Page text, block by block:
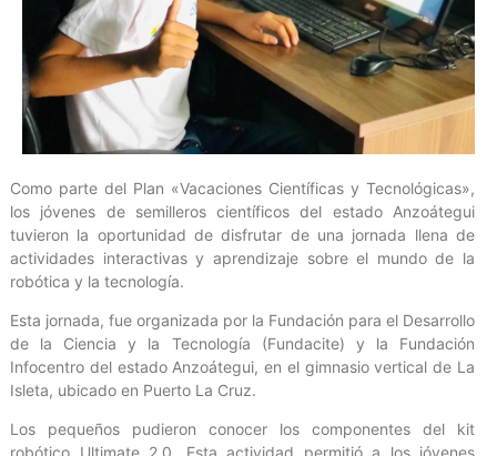
Como parte del Plan «Vacaciones Científicas y Tecnológicas»,
los jóvenes de semilleros científicos del estado Anzoátegui
tuvieron la oportunidad de disfrutar de una jornada llena de
actividades interactivas y aprendizaje sobre el mundo de la
robótica y la tecnología.
Esta jornada, fue organizada por la Fundación para el Desarrollo
de la Ciencia y la Tecnología (Fundacite) y la Fundación
Infocentro del estado Anzoátegui, en el gimnasio vertical de La
Isleta, ubicado en Puerto La Cruz.
Los pequeños pudieron conocer los componentes del kit